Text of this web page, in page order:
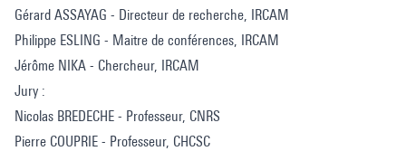
Gérard ASSAYAG - Directeur de recherche, IRCAM
Philippe ESLING - Maitre de conférences, IRCAM
Jérôme NIKA - Chercheur, IRCAM
Jury :
Nicolas BREDECHE - Professeur, CNRS
Pierre COUPRIE - Professeur, CHCSC